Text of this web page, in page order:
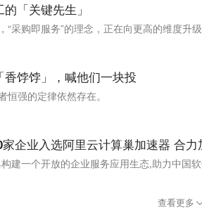
「关键先生」​
“采购即服务”的理念，正在向更高的维度升级
饽饽」，喊他们一块投
恒强的定律依然存在。
企业入选阿里云计算巢加速器 合
建一个开放的企业服务应用生态,助力中国
查看更多